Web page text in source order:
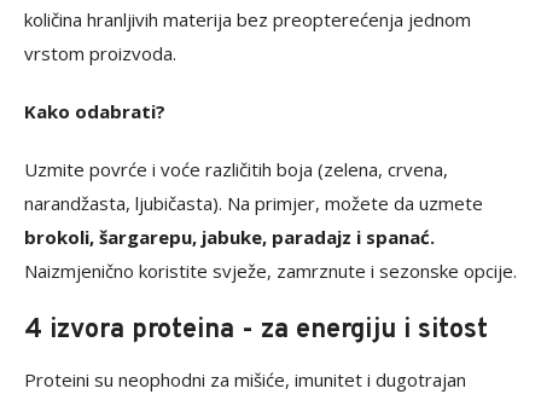
količina hranljivih materija bez preopterećenja jednom
vrstom proizvoda.
Kako odabrati?
Uzmite povrće i voće različitih boja (zelena, crvena,
narandžasta, ljubičasta). Na primjer, možete da uzmete
brokoli, šargarepu, jabuke, paradajz i spanać.
Naizmjenično koristite svježe, zamrznute i sezonske opcije.
4 izvora proteina - za energiju i sitost
Proteini su neophodni za mišiće, imunitet i dugotrajan